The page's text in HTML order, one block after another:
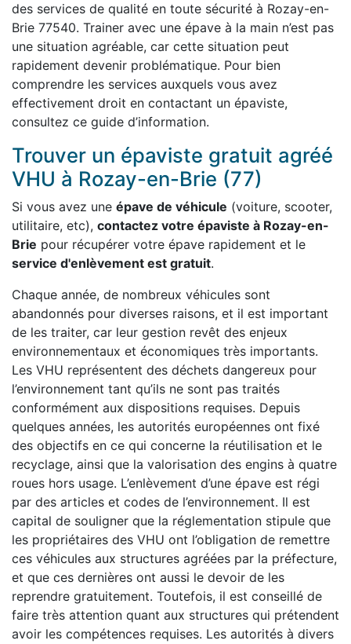
des services de qualité en toute sécurité à Rozay-en-
Brie 77540. Trainer avec une épave à la main n’est pas
une situation agréable, car cette situation peut
rapidement devenir problématique. Pour bien
comprendre les services auxquels vous avez
effectivement droit en contactant un épaviste,
consultez ce guide d’information.
Trouver un épaviste gratuit agréé
VHU à Rozay-en-Brie (77)
Si vous avez une épave de véhicule (voiture, scooter,
utilitaire, etc), contactez votre épaviste à Rozay-en-
Brie pour récupérer votre épave rapidement et le
service d'enlèvement est gratuit.
Chaque année, de nombreux véhicules sont
abandonnés pour diverses raisons, et il est important
de les traiter, car leur gestion revêt des enjeux
environnementaux et économiques très importants.
Les VHU représentent des déchets dangereux pour
l’environnement tant qu’ils ne sont pas traités
conformément aux dispositions requises. Depuis
quelques années, les autorités européennes ont fixé
des objectifs en ce qui concerne la réutilisation et le
recyclage, ainsi que la valorisation des engins à quatre
roues hors usage. L’enlèvement d’une épave est régi
par des articles et codes de l’environnement. Il est
capital de souligner que la réglementation stipule que
les propriétaires des VHU ont l’obligation de remettre
ces véhicules aux structures agréées par la préfecture,
et que ces dernières ont aussi le devoir de les
reprendre gratuitement. Toutefois, il est conseillé de
faire très attention quant aux structures qui prétendent
avoir les compétences requises. Les autorités à divers